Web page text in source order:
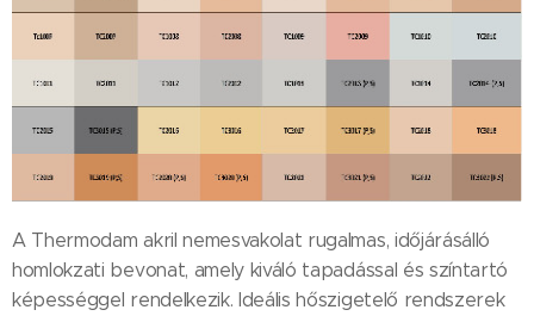
A Thermodam akril nemesvakolat rugalmas, időjárásálló
homlokzati bevonat, amely kiváló tapadással és színtartó
képességgel rendelkezik. Ideális hőszigetelő rendszerek